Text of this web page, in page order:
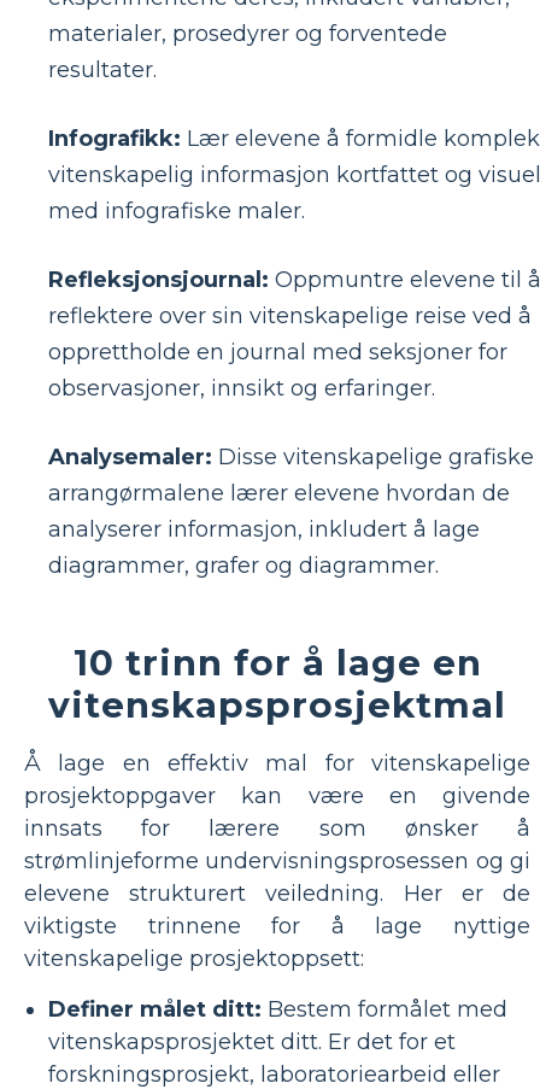
materialer, prosedyrer og forventede
resultater.
Infografikk: Lær elevene å formidle
vitenskapelig informasjon kortfattet og
med infografiske maler.
Refleksjonsjournal: Oppmuntre elevene til å
reflektere over sin vitenskapelige reise ved å
opprettholde en journal med seksjoner for
observasjoner, innsikt og erfaringer.
Analysemaler: Disse vitenskapelige grafiske
arrangørmalene lærer elevene hvordan de
analyserer informasjon, inkludert å lage
diagrammer, grafer og diagrammer.
10 trinn for å lage en
vitenskapsprosjektmal
Å lage en effektiv mal for vitenskapelige
prosjektoppgaver kan være en givende
innsats for lærere som ønsker å
strømlinjeforme undervisningsprosessen og gi
elevene strukturert veiledning. Her er de
viktigste trinnene for å lage nyttige
vitenskapelige prosjektoppsett:
Definer målet ditt: Bestem formålet med
vitenskapsprosjektet ditt. Er det for et
forskningsprosjekt, laboratoriearbeid eller